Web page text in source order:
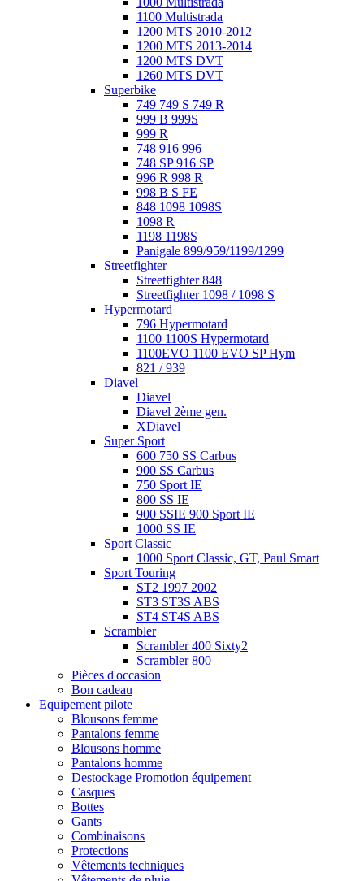
1100 Multistrada
1200 MTS 2010-2012
1200 MTS 2013-2014
1200 MTS DVT
1260 MTS DVT
Superbike
749 749 S 749 R
999 B 999S
999 R
748 916 996
748 SP 916 SP
996 R 998 R
998 B S FE
848 1098 1098S
1098 R
1198 1198S
Panigale 899/959/1199/1299
Streetfighter
Streetfighter 848
Streetfighter 1098 / 1098 S
Hypermotard
796 Hypermotard
1100 1100S Hypermotard
1100EVO 1100 EVO SP Hym
821 / 939
Diavel
Diavel
Diavel 2ème gen.
XDiavel
Super Sport
600 750 SS Carbus
900 SS Carbus
750 Sport IE
800 SS IE
900 SSIE 900 Sport IE
1000 SS IE
Sport Classic
1000 Sport Classic, GT, Paul Smart
Sport Touring
ST2 1997 2002
ST3 ST3S ABS
ST4 ST4S ABS
Scrambler
Scrambler 400 Sixty2
Scrambler 800
Pièces d'occasion
Bon cadeau
Equipement pilote
Blousons femme
Pantalons femme
Blousons homme
Pantalons homme
Destockage Promotion équipement
Casques
Bottes
Gants
Combinaisons
Protections
Vêtements techniques